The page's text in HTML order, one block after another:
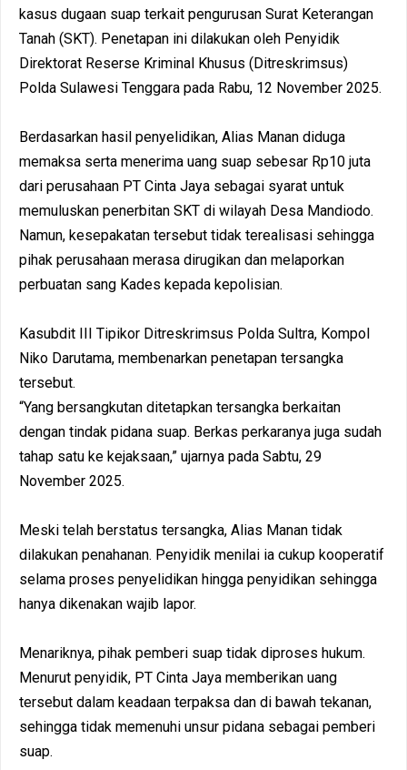
kasus dugaan suap terkait pengurusan Surat Keterangan
Tanah (SKT). Penetapan ini dilakukan oleh Penyidik
Direktorat Reserse Kriminal Khusus (Ditreskrimsus)
Polda Sulawesi Tenggara pada Rabu, 12 November 2025.
Berdasarkan hasil penyelidikan, Alias Manan diduga
memaksa serta menerima uang suap sebesar Rp10 juta
dari perusahaan PT Cinta Jaya sebagai syarat untuk
memuluskan penerbitan SKT di wilayah Desa Mandiodo.
Namun, kesepakatan tersebut tidak terealisasi sehingga
pihak perusahaan merasa dirugikan dan melaporkan
perbuatan sang Kades kepada kepolisian.
Kasubdit III Tipikor Ditreskrimsus Polda Sultra, Kompol
Niko Darutama, membenarkan penetapan tersangka
tersebut.
“Yang bersangkutan ditetapkan tersangka berkaitan
dengan tindak pidana suap. Berkas perkaranya juga sudah
tahap satu ke kejaksaan,” ujarnya pada Sabtu, 29
November 2025.
Meski telah berstatus tersangka, Alias Manan tidak
dilakukan penahanan. Penyidik menilai ia cukup kooperatif
selama proses penyelidikan hingga penyidikan sehingga
hanya dikenakan wajib lapor.
Menariknya, pihak pemberi suap tidak diproses hukum.
Menurut penyidik, PT Cinta Jaya memberikan uang
tersebut dalam keadaan terpaksa dan di bawah tekanan,
sehingga tidak memenuhi unsur pidana sebagai pemberi
suap.